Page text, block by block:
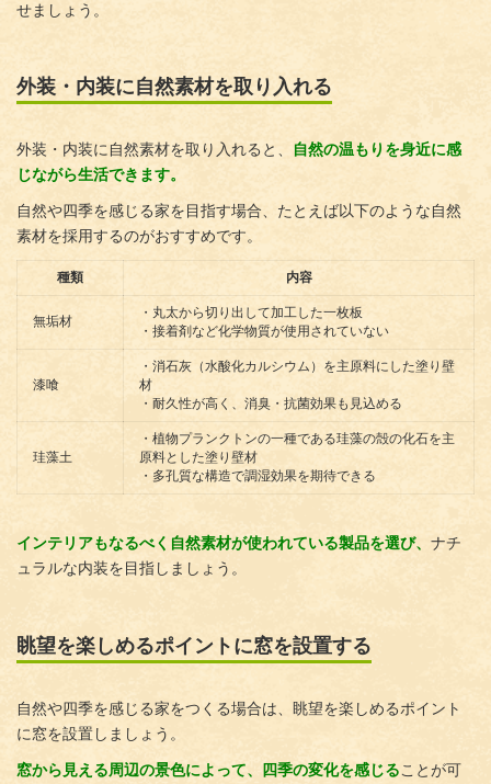
せましょう。
外装・内装に自然素材を取り入れる
外装・内装に自然素材を取り入れると、
自然の温もりを身近に感
じながら生活できます。
自然や四季を感じる家を目指す場合、たとえば以下のような自然
素材を採用するのがおすすめです。
種類 内容
無垢材
・丸太から切り出して加工した一枚板
・接着剤など化学物質が使用されていない
漆喰
・消石灰（水酸化カルシウム）を主原料にした塗り壁
材
・耐久性が高く、消臭・抗菌効果も見込める
珪藻土
・植物プランクトンの一種である珪藻の殻の化石を主
原料とした塗り壁材
・多孔質な構造で調湿効果を期待できる
インテリアもなるべく自然素材が使われている製品を選び、 ナチ
ュラルな内装を目指しましょう。
眺望を楽しめるポイントに窓を設置する
自然や四季を感じる家をつくる場合は、眺望を楽しめるポイント
に窓を設置しましょう。
窓から見える周辺の景色によって、四季の変化を感じることが可